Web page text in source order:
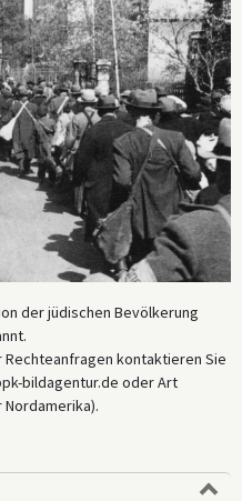
der jüdischen Bevölkerung
Rechteanfragen kontaktieren Sie
bildagentur.de oder Art